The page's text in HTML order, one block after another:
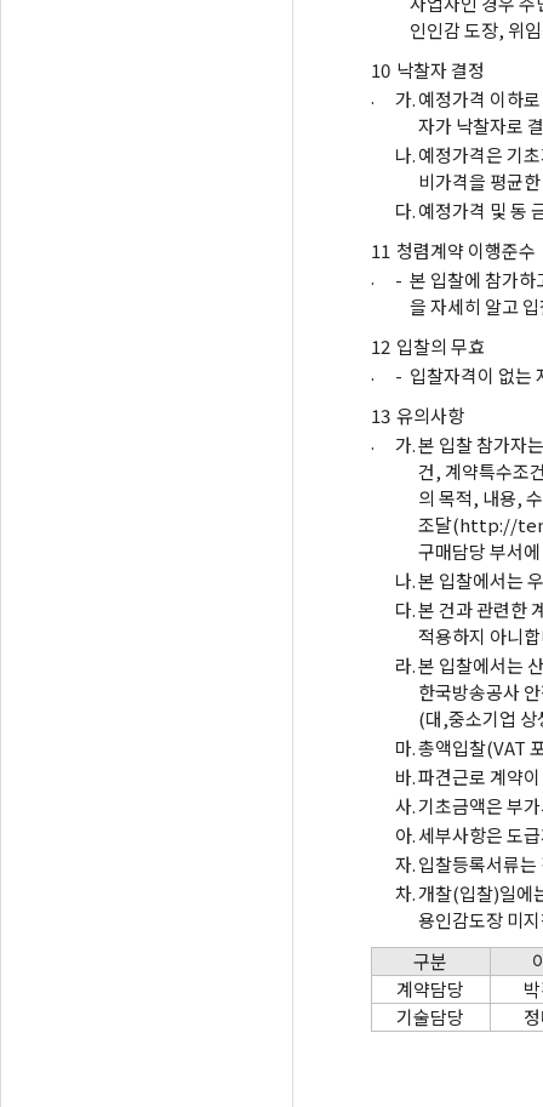
인인감 도장, 위
10
.
낙찰자 결정
가.예정가격 이하
자가 낙찰자로
나.예정가격은 기
비가격을 평균
다.예정가격 및 동
11
.
청렴계약 이행준수
- 본 입찰에 참가하
을 자세히 알고
12
.
입찰의 무효
- 입찰자격이 없는
13
.
유의사항
가.본 입찰 참가자
건, 계약특수조
의 목적, 내용,
조달(http://
구매담당 부서
나.본 입찰에서는
다.본 건과 관련한
적용하지 아니
라.본 입찰에서는
한국방송공사
(대,중소기업 상
마.총액입찰(VAT
바.파견근로 계약
사.기초금액은 부
아.세부사항은 도
자.입찰등록서류는
차.개찰(입찰)일에
용인감도장 미
구분
계약담당
기술담당